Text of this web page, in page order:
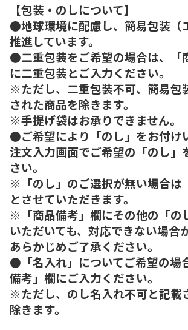
【包装・のしについて】
●地球環境に配慮し、簡易包装（
推進しています。
●二重包装をご希望の場合は、「
に二重包装とご入力ください。
※ただし、二重包装不可、簡易包
された商品を除きます。
※手提げ袋はお承りできません。
●ご希望により「のし」をお付け
注文入力画面でご希望の「のし」
さい。
※「のし」のご選択が無い場合は
とさせていただきます。
※「商品備考」欄にその他の「の
いただいても、対応できない場合
あらかじめご了承ください。
●「名入れ」についてご希望の場
備考」欄にご入力ください。
※ただし、のし名入れ不可と記載
除きます。